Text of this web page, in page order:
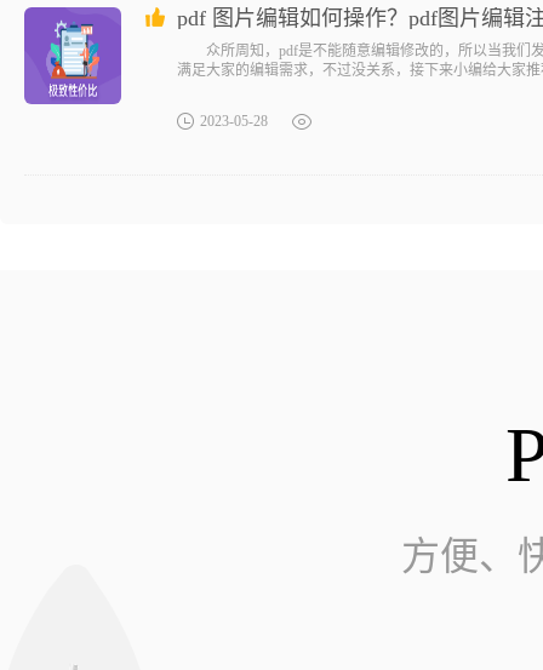
pdf 图片编辑如何操作？pdf图片编辑
众所周知，pdf是不能随意编辑修改的，所以当我们
满足大家的编辑需求，不过没关系，接下来小编给大家
2023-05-28
方便、